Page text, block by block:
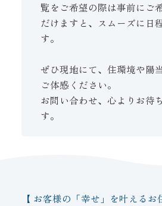
覧をご希望の際は事前にご
だけますと、スムーズに日
す。
ぜひ現地にて、住環境や陽
ご体感ください。
お問い合わせ、心よりお待
す。
【 お客様の「幸せ」を叶えるお